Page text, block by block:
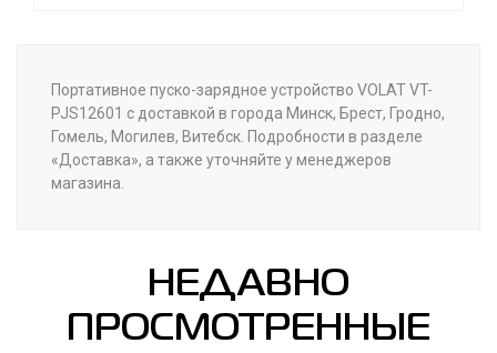
Портативное пуско-зарядное устройство VOLAT VT-
PJS12601 с доставкой в города Минск, Брест, Гродно,
Гомель, Могилев, Витебск. Подробности в разделе
«Доставка», а также уточняйте у менеджеров
магазина.
НЕДАВНО
ПРОСМОТРЕННЫЕ